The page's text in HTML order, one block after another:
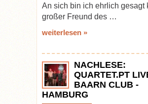
An sich bin ich ehrlich gesagt
großer Freund des …
weiterlesen »
NACHLESE:
QUARTET.PT
BAARN CLUB -
HAMBURG